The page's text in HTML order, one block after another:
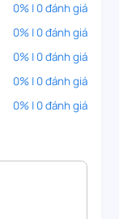
0% | 0 đánh giá
0% | 0 đánh giá
0% | 0 đánh giá
0% | 0 đánh giá
0% | 0 đánh giá